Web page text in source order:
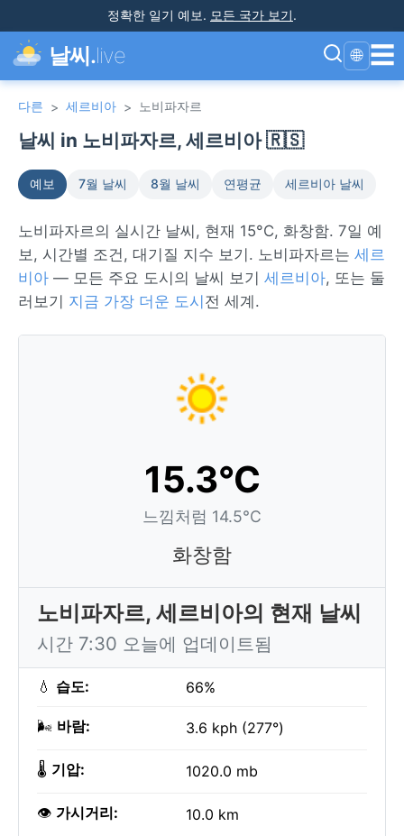
정확한 일기 예보. 모든 국가 보기.
날씨.live 🌐 ☰
다른 > 세르비아 > 노비파자르
날씨 in 노비파자르, 세르비아 🇷🇸
예보 7월 날씨 8월 날씨 연평균 세르비아 날씨
노비파자르의 실시간 날씨, 현재 15°C, 화창함. 7일 예
보, 시간별 조건, 대기질 지수 보기. 노비파자르는 세르
비아 — 모든 주요 도시의 날씨 보기 세르비아, 또는 둘
러보기 지금 가장 더운 도시 전 세계.
15.3°C
느낌처럼 14.5°C
화창함
노비파자르, 세르비아의 현재 날씨
시간 7:30 오늘에 업데이트됨
💧 습도: 66%
🌬️ 바람: 3.6 kph (277°)
🌡️ 기압: 1020.0 mb
👁️ 가시거리: 10.0 km